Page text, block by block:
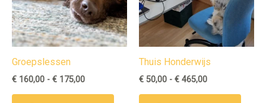
Groepslessen
€ 160,00 - € 175,00
variaties.
Deze
optie
gekozen
worden
op
Thuis Honderwijs
€ 50,00 - € 465,00
Deze
optie
op